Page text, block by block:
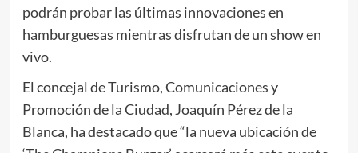
podrán probar las últimas innovaciones en
hamburguesas mientras disfrutan de un show en
vivo.
El concejal de Turismo, Comunicaciones y
Promoción de la Ciudad, Joaquín Pérez de la
Blanca, ha destacado que “la nueva ubicación de